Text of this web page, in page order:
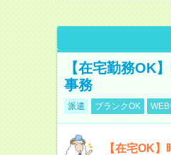
【在宅勤務OK
事務
派遣 ブランクOK
【在宅OK